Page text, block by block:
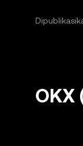
OKX